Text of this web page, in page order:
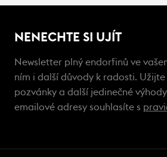
NENECHTE SI UJÍT
Newsletter plný endorfinů ve
ním i další důvody k radosti. Užijte
pozvánky a další jedinečné
emailové adresy souhlasíte s